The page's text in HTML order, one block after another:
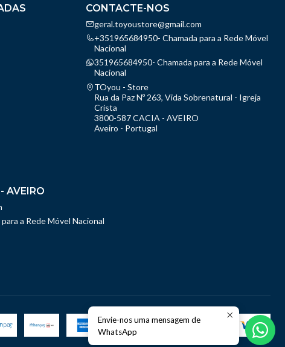
CONTACTE-NOS
geral.toyoustore@gmail.com
+351965684950- Chamada para a Rede Móvel
Nacional
351965684950- Chamada para a Rede Móvel
Nacional
TOyou - Store
Rua da Paz Nº 263, Vida Sobrenatural - Igreja
Crista
3800-587 CACIA - AVEIRO
Aveiro - Portugal
AVEIRO
a Rede Móvel Nacional
Envie-nos uma mensagem de
WhatsApp